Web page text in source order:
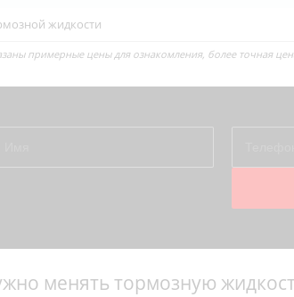
жидкости
примерные цены для ознакомления, более точная
менять тормозную